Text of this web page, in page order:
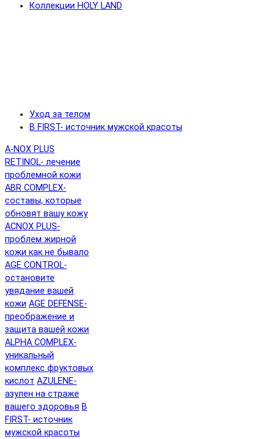
Коллекции HOLY LAND
Уход за телом
B FIRST- источник мужской красоты
A-NOX PLUS
RETINOL- лечение
проблемной кожи
ABR COMPLEX-
составы, которые
обновят вашу кожу
ACNOX PLUS-
проблем жирной
кожи как не бывало
AGE CONTROL-
остановите
увядание вашей
кожи AGE DEFENSE-
преображение и
защита вашей кожи
ALPHA COMPLEX-
уникальный
комплекс фруктовых
кислот AZULENE-
азулен на страже
вашего здоровья B
FIRST- источник
мужской красоты